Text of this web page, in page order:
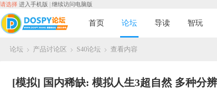
请选择 进入手机版 继续访问电脑版
首页 论坛 导读 智玩
论坛 产品讨论区 S40论坛 查看内容
[模拟] 国内稀缺: 模拟人生3超自然 多种分